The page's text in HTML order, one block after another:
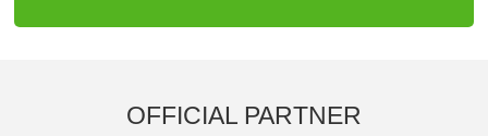
OFFICIAL PARTNER